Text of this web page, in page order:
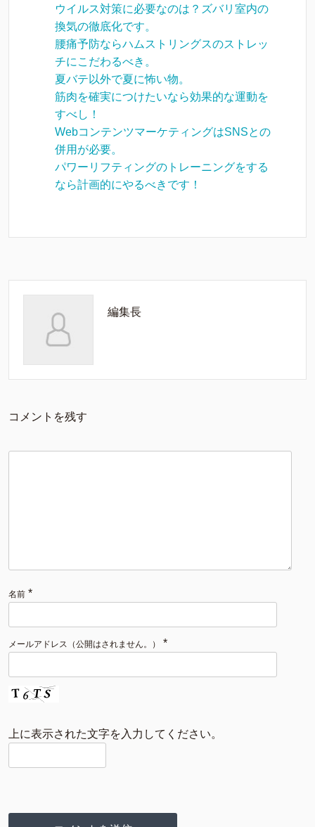
ウイルス対策に必要なのは？ズバリ室内の
換気の徹底化です。
腰痛予防ならハムストリングスのストレッ
チにこだわるべき。
夏バテ以外で夏に怖い物。
筋肉を確実につけたいなら効果的な運動を
すべし！
WebコンテンツマーケティングはSNSとの
併用が必要。
パワーリフティングのトレーニングをする
なら計画的にやるべきです！
編集長
コメントを残す
名前 *
メールアドレス（公開はされません。） *
上に表示された文字を入力してください。